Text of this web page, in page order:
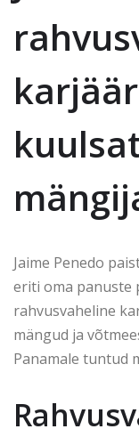
Jaime Penedo
eriti oma panuste
rahvusvaheline
mängud ja
Panamale tuntud